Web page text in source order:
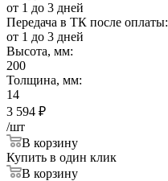
от 1 до 3 дней
Передача в ТК после оплаты:
от 1 до 3 дней
Высота, мм:
200
Толщина, мм:
14
3 594 ₽
/шт
В корзину
Купить в один клик
В корзину